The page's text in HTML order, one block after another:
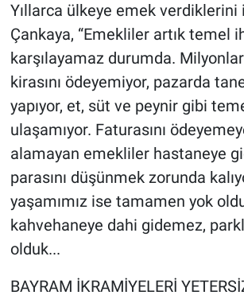
Yıllarca ülkeye emek verdiklerini
Çankaya, “Emekliler artık temel
karşılayamaz durumda.
kirasını ödeyemiyor, pazarda
yapıyor, et, süt ve peynir gibi
ulaşamıyor. Faturasını
alamayan emekliler hastaneye
parasını düşünmek zorunda
yaşamımız ise tamamen yok
kahvehaneye dahi gidemez,
olduk...
BAYRAM İKRAMİYELERİ